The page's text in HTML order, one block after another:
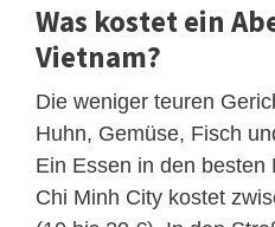
Was kostet ein
Vietnam?
Die weniger teuren
Huhn, Gemüse, Fisch
Ein Essen in den
Chi Minh City kostet